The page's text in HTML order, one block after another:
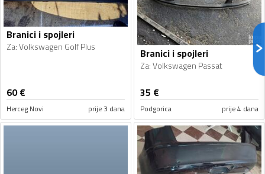
Branici i spojleri
Za:Volkswagen Golf Plus
60€
Herceg Novi prije 3 dana
Branici i spojleri
Za:Volkswagen Passat
35 €
Podgorica prije 4 dana